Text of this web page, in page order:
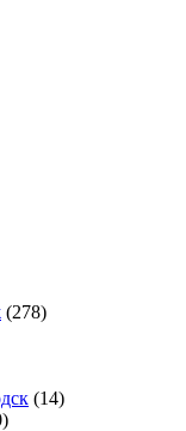
(278)
(14)